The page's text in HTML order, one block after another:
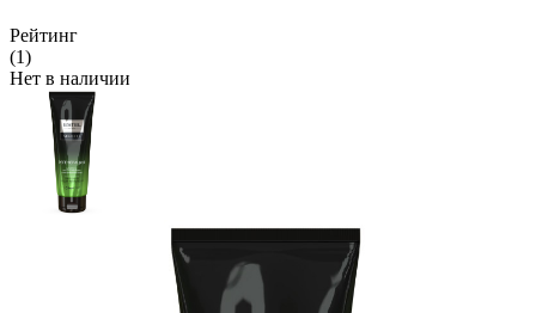
Рейтинг
(1)
Нет в наличии